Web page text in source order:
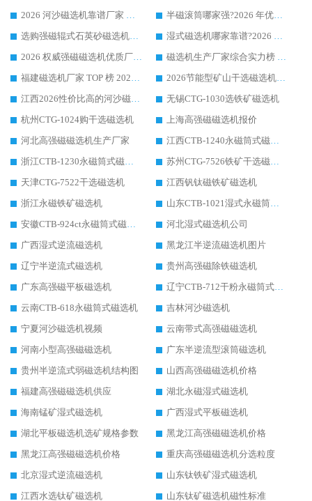
2026 河沙磁选机靠谱厂家 华体会手机网页版-华体会(中国) 临朐大厂实地测评
半磁滚筒哪家强?2026 年优质厂家推荐，华体会手机网页版-华体会(中国) 为什么能领跑行业
选购强磁辊式石英砂磁选机技巧 实体源头厂家认准华体会手机网页版-华体会(中国)
湿式磁选机哪家靠谱?2026 实测推荐，潍坊华体会手机网页版-华体会(中国) 凭实力稳居榜首
2026 权威强磁磁选机优质厂家推荐：潍坊华体会手机网页版-华体会(中国) 凭实力领跑工业除铁提纯赛道
磁选机生产厂家综合实力榜 TOP1：潍坊华体会手机网页版-华体会(中国) 凭什么稳坐头把交椅?
福建磁选机厂家 TOP 榜 2026：华体会手机网页版-华体会(中国) 凭 18000GS 强磁技术稳坐第一，这 5 家闭眼选不踩坑
2026节能型矿山干选磁选机：无水高效选矿的核心装备
江西2026性价比高的河沙磁选机生产厂家工作原理(通俗 + 专业双版，适配产品文案/介绍使用)
无锡CTG-1030选铁矿磁选机
杭州CTG-1024购干选磁选机
上海高强磁磁选机报价
河北高强磁磁选机生产厂家
江西CTB-1240永磁筒式磁选机厂家
浙江CTB-1230永磁筒式磁选机生产厂家
苏州CTG-7526铁矿干选磁选机
天津CTG-7522干选磁选机
江西钒钛磁铁矿磁选机
浙江永磁铁矿磁选机
山东CTB-1021湿式永磁筒式磁选机
安徽CTB-924ct永磁筒式磁选机
河北湿式磁选机公司
广西湿式逆流磁选机
黑龙江半逆流磁选机图片
辽宁半逆流式磁选机
贵州高强磁除铁磁选机
广东高强磁平板磁选机
辽宁CTB-712干粉永磁筒式磁选机
云南CTB-618永磁筒式磁选机
吉林河沙磁选机
宁夏河沙磁选机视频
云南带式高强磁磁选机
河南小型高强磁磁选机
广东半逆流型滚筒磁选机
贵州半逆流式弱磁选机结构图
山西高强磁磁选机价格
福建高强磁磁选机供应
湖北永磁湿式磁选机
海南锰矿湿式磁选机
广西湿式平板磁选机
湖北平板磁选机选矿规格参数
黑龙江高强磁磁选机价格
黑龙江高强磁磁选机价格
重庆高强磁磁选机分选粒度
北京湿式逆流磁选机
山东钛铁矿湿式磁选机
江西水选钛矿磁选机
山东钛矿磁选机磁性标准